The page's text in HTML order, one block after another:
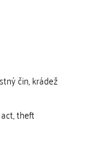
čin, krádež
theft